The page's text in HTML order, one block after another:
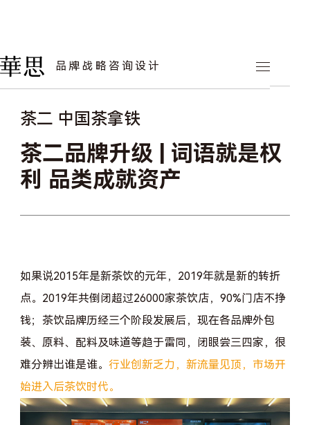
品牌战略咨询设计
华思案例 餐饮品牌
茶二 中国茶拿铁
茶二品牌升级 | 词语就是权
利 品类成就资产
如果说2015年是新茶饮的元年，2019年就是新的转折
点。2019年共倒闭超过26000家茶饮店，90%门店不挣
钱；茶饮品牌历经三个阶段发展后，现在各品牌外包
装、原料、配料及味道等趋于雷同，闭眼尝三四家，很
难分辨出谁是谁。行业创新乏力，新流量见顶，市场开
始进入后茶饮时代。